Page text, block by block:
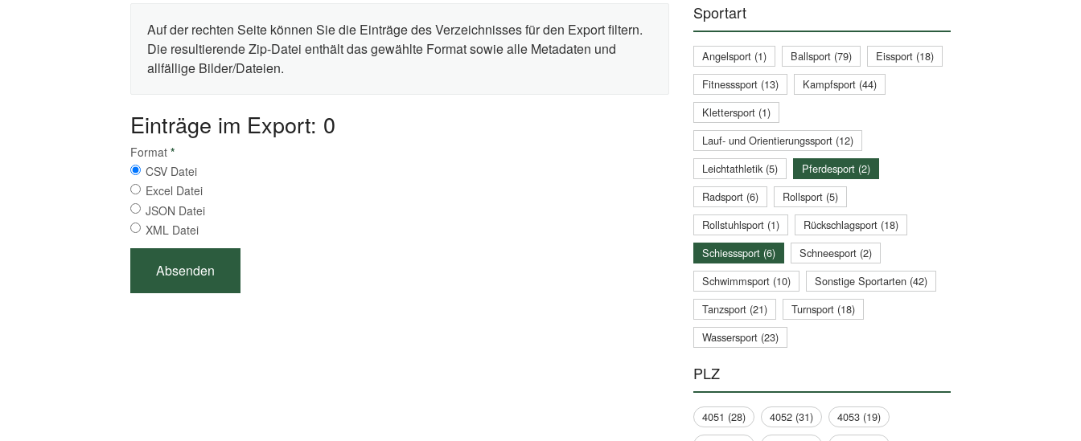
Auf der rechten Seite können Sie die Einträge des Verzeichnisses für den Export filtern.
Die resultierende Zip-Datei enthält das gewählte Format sowie alle Metadaten und
allfällige Bilder/Dateien.
Einträge im Export: 0
Format *
CSV Datei
Excel Datei
JSON Datei
XML Datei
Sportart
Angelsport (1) Ballsport (79)
Eissport (18)
Fitnesssport (13)
Kampfsport (44)
Klettersport (1)
Lauf- und Orientierungssport (12)
Leichtathletik (5)
Pferdesport (2)
Radsport (6)
Rollsport (5)
Rollstuhlsport (1)
Rückschlagsport (18)
Schiesssport (6)
Schneesport (2)
Schwimmsport (10)
Sonstige Sportarten (42)
Tanzsport (21)
Turnsport (18)
Wassersport (23)
PLZ
4051 (28) 4052 (31)
4053 (19)